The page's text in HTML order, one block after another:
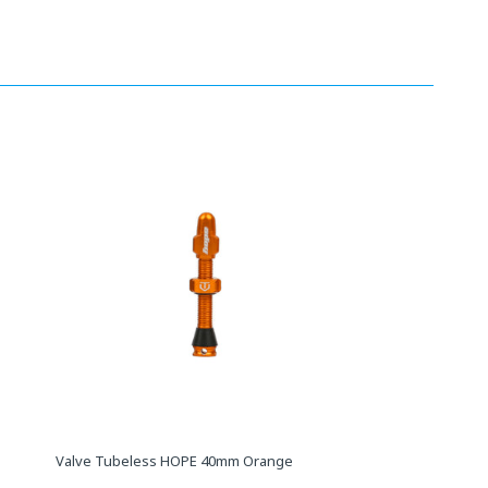
Valve Tubeless HOPE 40mm Orange